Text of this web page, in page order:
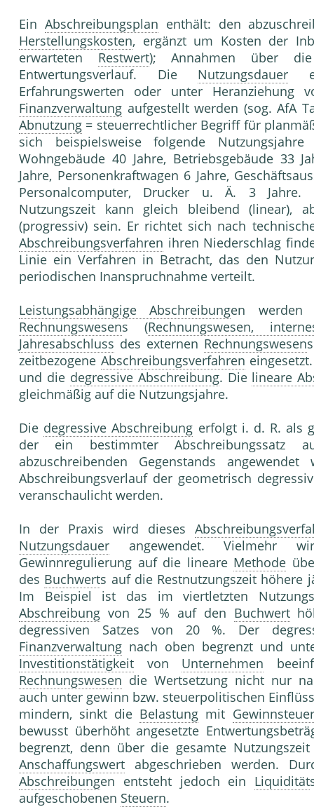
Ein Abschreibungsplan enthält: den
Herstellungskosten, ergänzt um Kosten der
erwarteten Restwert); Annahmen über
Entwertungsverlauf. Die Nutzungsdauer
Erfahrungswerten oder unter Heranziehung
Finanzverwaltung aufgestellt werden (sog. AfA
Abnutzung = steuerrechtlicher Begriff für
sich beispielsweise folgende
Wohngebäude 40 Jahre, Betriebsgebäude 33
Jahre, Personenkraftwagen 6 Jahre,
Personalcomputer, Drucker u. Ä. 3 Jahre.
Nutzungszeit kann gleich bleibend (linear),
(progressiv) sein. Er richtet sich nach
Abschreibungsverfahren ihren Niederschlag
Linie ein Verfahren in Betracht, das den
periodischen Inanspruchnahme verteilt.
Leistungsabhängige Abschreibungen werden
Rechnungswesens (Rechnungswesen,
Jahresabschluss des externen Rechnungswesen
zeitbezogene Abschreibungsverfahren
und die degressive Abschreibung. Die lineare
gleichmäßig auf die Nutzungsjahre.
Die degressive Abschreibung erfolgt i. d. R. als
der ein bestimmter Abschreibungssatz
abzuschreibenden Gegenstands
Abschreibungsverlauf der geometrisch
veranschaulicht werden.
In der Praxis wird dieses
Nutzungsdauer angewendet. Vielmehr
Gewinnregulierung auf die lineare Methode
des Buchwerts auf die Restnutzungszeit höhere
Im Beispiel ist das im viertletzten
Abschreibung von 25 % auf den Buchwert
degressiven Satzes von 20 %. Der
Finanzverwaltung nach oben begrenzt und
Investitionstätigkeit von Unternehmen
Rechnungswesen die Wertsetzung nicht nur
auch unter gewinn bzw. steuerpolitischen
mindern, sinkt die Belastung mit
bewusst überhöht angesetzte
begrenzt, denn über die gesamte
Anschaffungswert abgeschrieben werden.
Abschreibungen entsteht jedoch ein Liquidität
aufgeschobenen Steuern.